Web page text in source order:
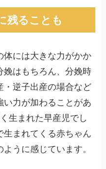
残ることも
体には大きな力がかか
娩はもちろん、分娩時
・逆子出産の場合など
い力が加わることがあ
生まれた早産児でし
生まれてくる赤ちゃん
うに感じています。